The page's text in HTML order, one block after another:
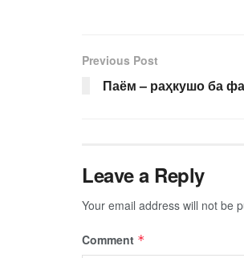
Previous Post
Паём – раҳкушо ба
Leave a Reply
Your email address will not be
Comment *